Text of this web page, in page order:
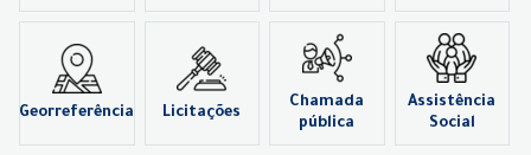
Georreferência Licitações
Chamada
pública
Assistência
Social